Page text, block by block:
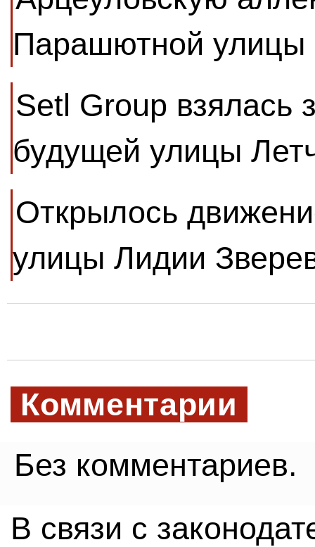
Парашютной улицы
Setl Group взялась
будущей улицы
Открылось
улицы Лидии
Комментарии
Без комментариев.
В связи с